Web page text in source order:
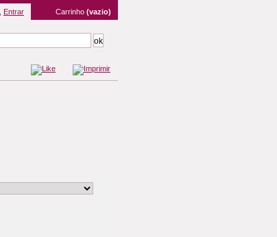
Carrinho (vazio)
Entrar